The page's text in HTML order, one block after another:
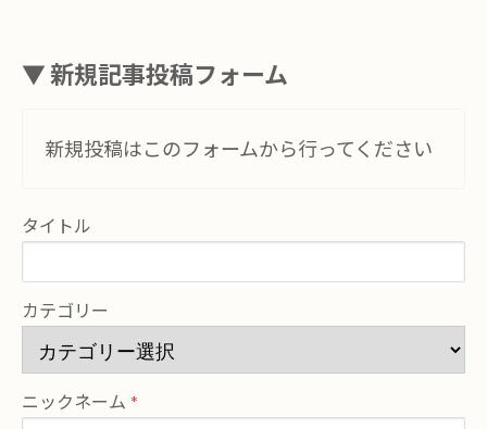
▼ 新規記事投稿フォーム
新規投稿はこのフォームから行ってください
タイトル
カテゴリー
ニックネーム